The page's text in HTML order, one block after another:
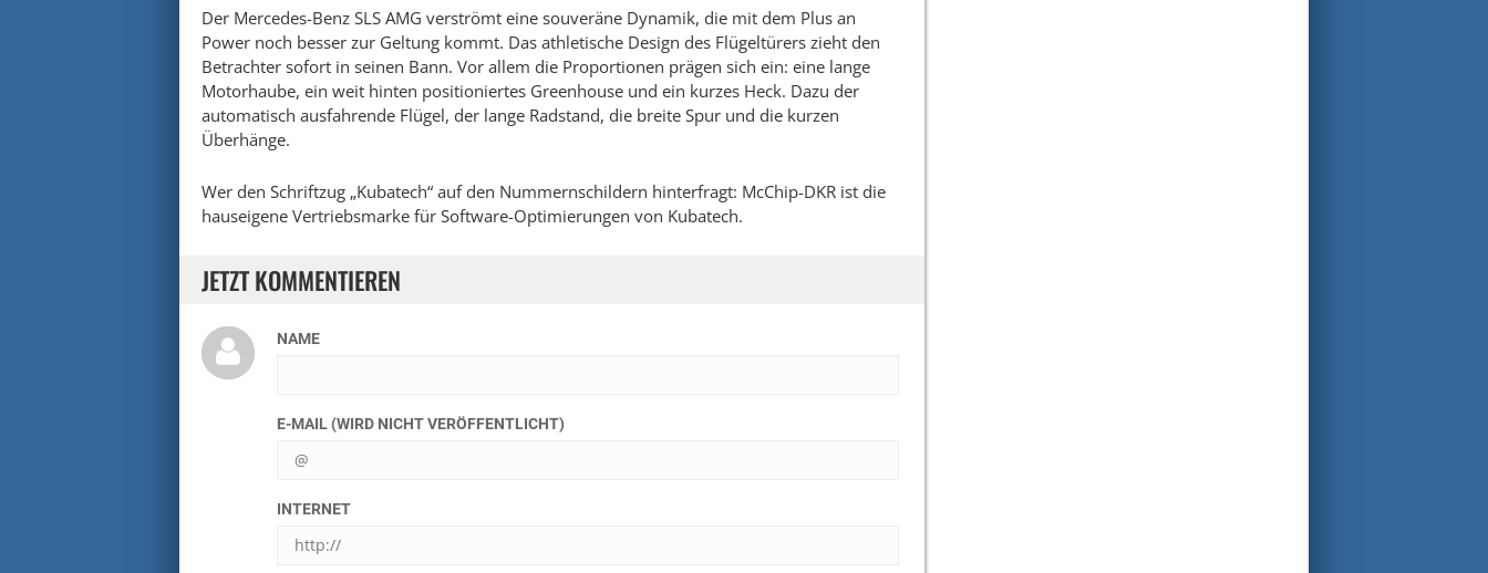
Der Mercedes-Benz SLS AMG verströmt eine souveräne Dynamik, die mit dem Plus an
Power noch besser zur Geltung kommt. Das athletische Design des Flügeltürers zieht den
Betrachter sofort in seinen Bann. Vor allem die Proportionen prägen sich ein: eine lange
Motorhaube, ein weit hinten positioniertes Greenhouse und ein kurzes Heck. Dazu der
automatisch ausfahrende Flügel, der lange Radstand, die breite Spur und die kurzen
Überhänge.
Wer den Schriftzug „Kubatech“ auf den Nummernschildern hinterfragt: McChip-DKR ist die
hauseigene Vertriebsmarke für Software-Optimierungen von Kubatech.
JETZT KOMMENTIEREN
NAME
E-MAIL (WIRD NICHT VERÖFFENTLICHT)
INTERNET